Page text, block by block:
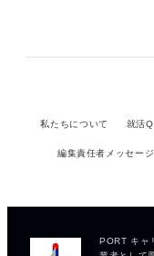
私たちについて 就活
編集責任者メッセージ